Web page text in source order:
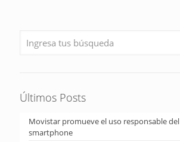
Últimos Posts
Movistar promueve el uso responsable del
smartphone